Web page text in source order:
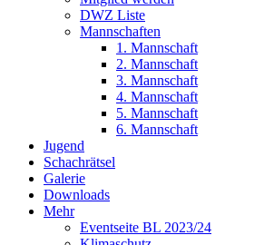
DWZ Liste
Mannschaften
1. Mannschaft
2. Mannschaft
3. Mannschaft
4. Mannschaft
5. Mannschaft
6. Mannschaft
Jugend
Schachrätsel
Galerie
Downloads
Mehr
Eventseite BL 2023/24